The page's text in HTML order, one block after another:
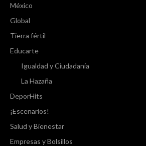
México
Global
Tierra fértil
Educarte
Igualdad y Ciudadanía
La Hazaña
DeporHits
¡Escenarios!
Salud y Bienestar
Empresas y Bolsillos